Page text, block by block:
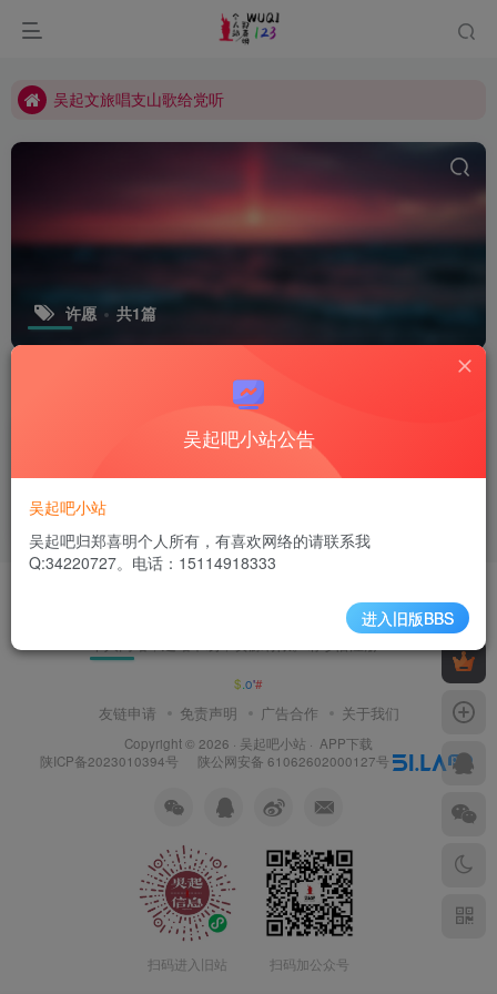
吴起文旅唱支山歌给党听
吴起文旅唱支山歌给党听
许愿 共1篇
评论
许愿-小小的愿望
F7,#1
友链申请 免责声明 广告合作 关于我们
Copyright © 2026 · 吴起吧小站 · APP下载
陕ICP备2023010394号
陕公网安备 61062602000127号
扫码进入旧站 扫码加公众号
吴起吧小站公告
吴起吧小站
吴起吧归郑喜明个人所有，有喜欢网络的请联系我
Q:34220727。电话：15114918333
进入旧版BBS